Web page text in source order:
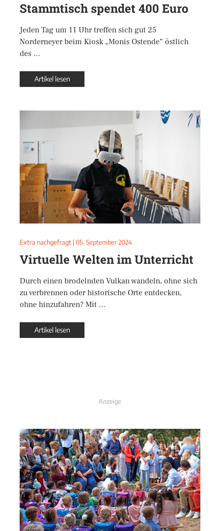
Stammtisch spendet 400 Euro
Jeden Tag um 11 Uhr treffen sich gut 25
Norderneyer beim Kiosk „Monis Ostende“ östlich
des …
Artikel lesen
Extra nachgefragt | 05. September 2024
Virtuelle Welten im Unterricht
Durch einen brodelnden Vulkan wandeln, ohne sich
zu verbrennen oder historische Orte entdecken,
ohne hinzufahren? Mit …
Artikel lesen
Anzeige